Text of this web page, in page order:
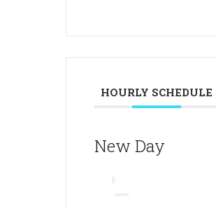
HOURLY SCHEDULE
New Day